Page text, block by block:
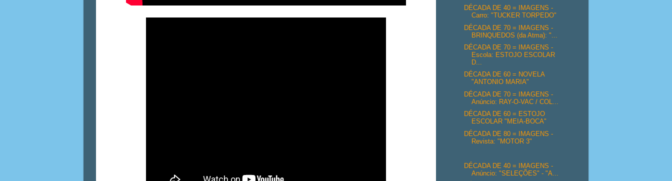
DÉCADA DE 40 = IMAGENS -
Carro: "TUCKER TORPEDO"
DÉCADA DE 70 = IMAGENS -
BRINQUEDOS (da Atma): "...
DÉCADA DE 70 = IMAGENS -
Escola: ESTOJO ESCOLAR
D...
DÉCADA DE 60 = NOVELA
"ANTONIO MARIA"
DÉCADA DE 70 = IMAGENS -
Anúncio: RAY-O-VAC / COL...
DÉCADA DE 60 = ESTOJO
ESCOLAR "MEIA-BOCA"
DÉCADA DE 80 = IMAGENS -
Revista: "MOTOR 3"
DÉCADA DE 40 = IMAGENS -
Anúncio: "SELEÇÕES" - "A...